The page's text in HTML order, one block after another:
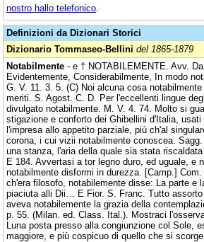
nostro hallo telefonico
Definizioni da Dizionari Storici
Dizionario Tommaseo-Bellini del 1865-1879
Notabilmente - e † NOTABILEMENTE. Avv. Da
Evidentemente, Considerabilmente, In modo
G. V. 11. 3. 5. (C) Noi alcuna cosa
meriti. S. Agost. C. D. Per l'eccellenti lingue
divulgato notabilmente. M. V. 4. 74. Molto si
stigazione e conforto dei Ghibellini d'Italia, usati
l'impresa allo appetito parziale, più ch'al
corona, i cui vizii notabilmente conoscea.
una stanza, l'aria della quale sia stata riscaldata
E 184. Avvertasi a tor legno duro, ed uguale, e
notabilmente disformi in durezza. [Camp.]
ch'era filosofo, notabilemente disse: La parte e
piaciuta alli Dii… E Fior. S. Franc. Tutto
aveva notabilemente la grazia della
p. 55. (Milan. ed. Class. Ital.). Mostraci
Luna posta presso alla congiunzione col Sole,
maggiore, e più cospicuo di quello che si